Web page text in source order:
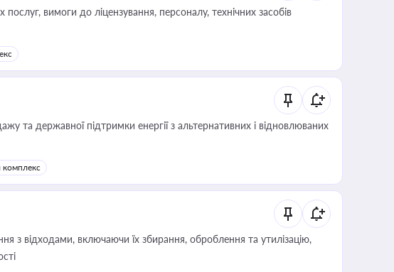
вимоги до ліцензування, персоналу, технічних засобів
та державної підтримки енергії з альтернативних і відновлюваних
з відходами, включаючи їх збирання, оброблення та утилізацію,